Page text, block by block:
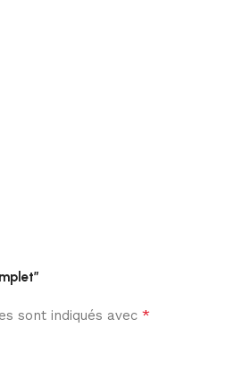
sont indiqués avec *